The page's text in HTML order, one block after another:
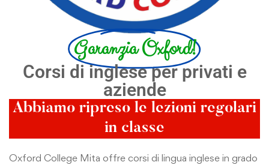
Garanzia Oxford!
Corsi di inglese per privati e
aziende
Abbiamo ripreso le lezioni regolari
in classe
Oxford College Mita offre corsi di lingua inglese in grado